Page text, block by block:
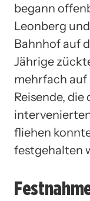
begann
Leonberg
Bahnhof auf
Jährige
mehrfach auf
Reisende,
fliehen
festgehalten